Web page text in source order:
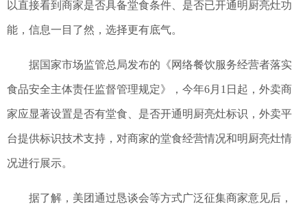
以直接看到商家是否具备堂食条件、是否已开通明厨亮灶功
能，信息一目了然，选择更有底气。
据国家市场监管总局发布的《网络餐饮服务经营者落实
食品安全主体责任监督管理规定》，今年6月1日起，外卖商
家应显著设置是否有堂食、是否开通明厨亮灶标识，外卖平
台提供标识技术支持，对商家的堂食经营情况和明厨亮灶情
况进行展示。
据了解，美团通过恳谈会等方式广泛征集商家意见后，